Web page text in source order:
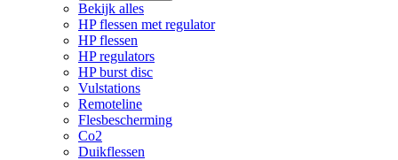
Bekijk alles
HP flessen met regulator
HP flessen
HP regulators
HP burst disc
Vulstations
Remoteline
Flesbescherming
Co2
Duikflessen